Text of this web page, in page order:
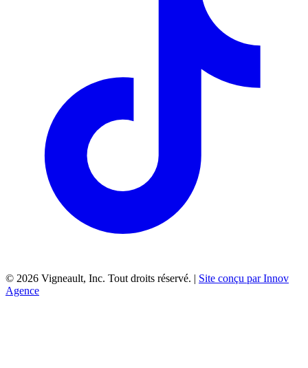
© 2026 Vigneault, Inc. Tout droits réservé. | Site conçu par Innov
Agence